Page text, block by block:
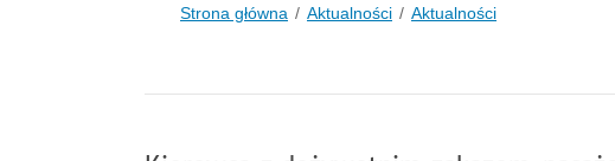
Strona główna Aktualności Aktualności